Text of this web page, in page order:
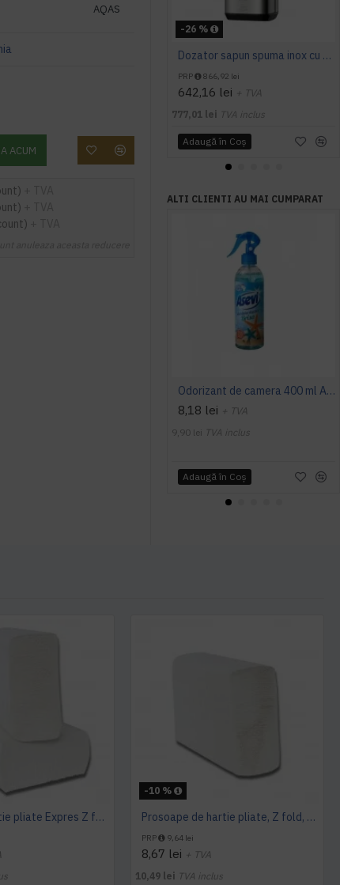
AQAS
ACUM
-26 %
Dozator sapun spuma inox cu senzor, 1L, Tork
PRP 866,92 lei
642,16 lei + TVA
777,01 lei TVA inclus
Adaugă în Coş
ALTI CLIENTI AU MAI CUMPARAT
Odorizant de camera 400 ml Asevi Brisa
8,18 lei + TVA
9,90 lei TVA inclus
Adaugă în Coş
Prosoape hartie pliate Expres Z fold, 160 buc / pachet, 2 straturi, 21 x 23 cm, 12 pac / bax, AQAS
-10 %
Prosoape de hartie pliate, Z fold, 2 straturi, 23 x 23 cm, AQAS, 200 buc/pachet
PRP 9,64 lei
8,67 lei + TVA
10,49 lei TVA inclus